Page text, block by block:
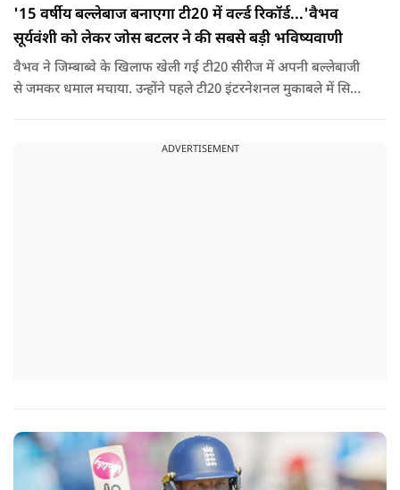
'15 वर्षीय बल्लेबाज बनाएगा टी20 में वर्ल्ड रिकॉर्ड...'वैभव
सूर्यवंशी को लेकर जोस बटलर ने की सबसे बड़ी भविष्यवाणी
वैभव ने जिम्बाब्वे के खिलाफ खेली गई टी20 सीरीज में अपनी बल्लेबाजी
से जमकर धमाल मचाया. उन्होंने पहले टी20 इंटरनेशनल मुकाबले में सिर्फ
ADVERTISEMENT